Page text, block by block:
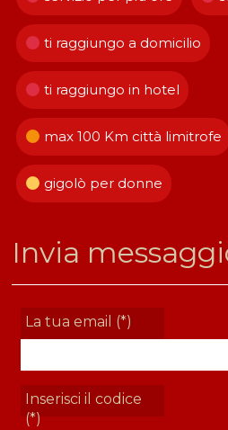
ti raggiungo a domicilio
ti raggiungo in hotel
max 100 Km città limitrofe
gigolò per donne
Invia
La tua email (*)
Inserisci il codice
(*)